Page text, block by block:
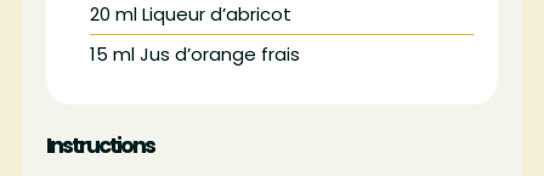
20 mlLiqueur d’abricot
15 mlJus d’orange frais
Instructions